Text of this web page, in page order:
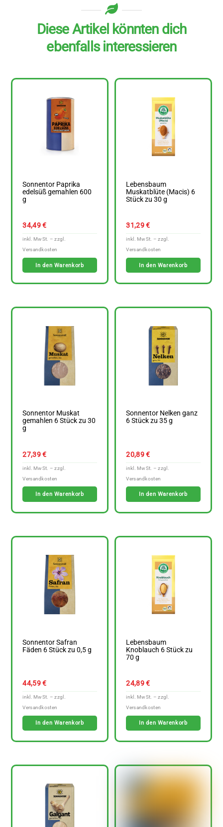
Diese Artikel könnten dich
ebenfalls interessieren
Sonnentor Paprika
edelsüß gemahlen 600
g
34,49€
In den Warenkorb
Lebensbaum
Muskatblüte (Macis) 6
Stück zu 30 g
31,29€
In den Warenkorb
Sonnentor Muskat
gemahlen 6 Stück zu 30
g
27,39€
In den Warenkorb
Sonnentor Nelken ganz
6 Stück zu 35 g
20,89€
In den Warenkorb
Sonnentor Safran
Fäden 6 Stück zu 0,5 g
44,59€
In den Warenkorb
Lebensbaum
Knoblauch 6 Stück zu
70 g
24,89€
In den Warenkorb